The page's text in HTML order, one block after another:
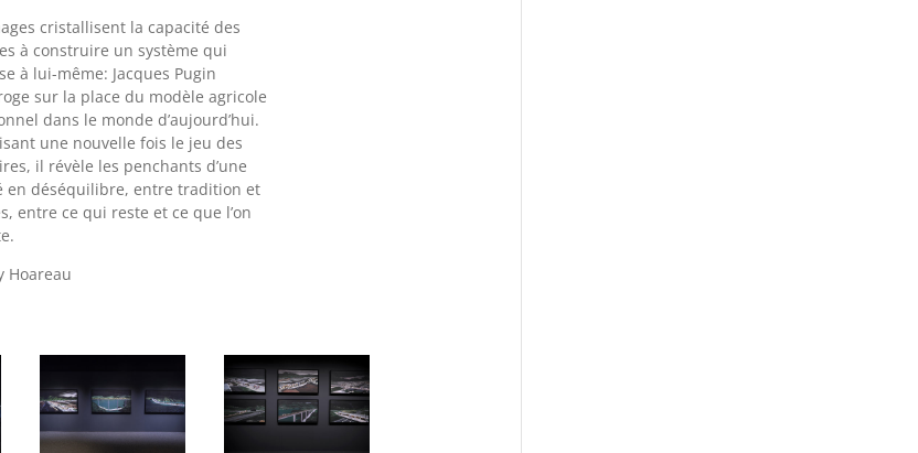
cristallisent la capacité des
à construire un système qui
à lui-même: Jacques Pugin
sur la place du modèle agricole
dans le monde d’aujourd’hui.
une nouvelle fois le jeu des
il révèle les penchants d’une
en déséquilibre, entre tradition et
entre ce qui reste et ce que l’on
Hoareau